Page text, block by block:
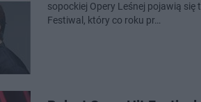
sopockiej Opery Leśnej pojawią
Festiwal, który co roku pr…